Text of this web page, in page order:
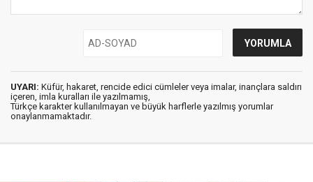
UYARI: Küfür, hakaret, rencide edici cümleler veya imalar, inançlara saldırı
içeren, imla kuralları ile yazılmamış,
Türkçe karakter kullanılmayan ve büyük harflerle yazılmış yorumlar
onaylanmamaktadır.